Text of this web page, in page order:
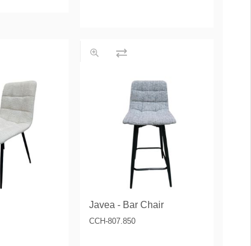
Javea - Bar Chair
CCH-807.850